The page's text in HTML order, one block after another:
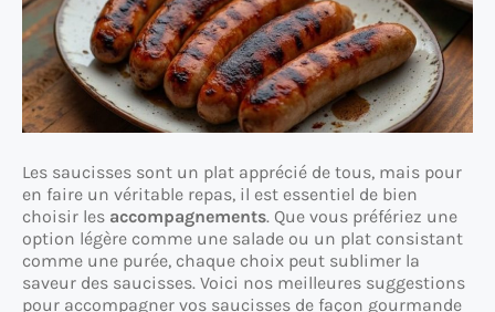
Les saucisses sont un plat apprécié de tous, mais pour
en faire un véritable repas, il est essentiel de bien
choisir les accompagnements. Que vous préfériez une
option légère comme une salade ou un plat consistant
comme une purée, chaque choix peut sublimer la
saveur des saucisses. Voici nos meilleures suggestions
pour accompagner vos saucisses de façon gourmande